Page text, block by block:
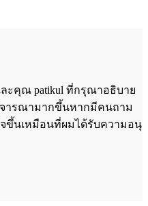
ะคุณ patikul ที่กรุณาอธิบาย
ารณามากขึ้นหากมีคนถาม
จขึ้นเหมือนที่ผมได้รับความอนุ